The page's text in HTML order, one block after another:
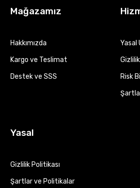
Mağazamız
Hakkımızda
Kargo ve Teslimat
Destek ve SSS
Yasal
Risk
Yasal
Gizlilik Politikası
Şartlar ve Politikalar